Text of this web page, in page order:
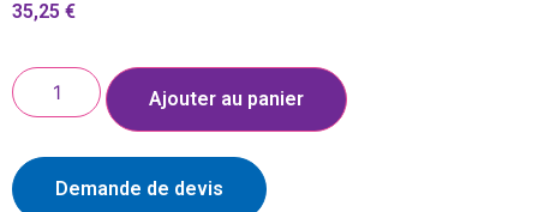
35,25 €
Ajouter au panier
Demande de devis